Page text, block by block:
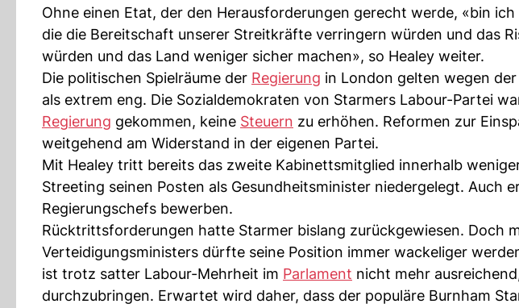
Ohne einen Etat, der den Herausforderungen gerecht werde, «bin
die die Bereitschaft unserer Streitkräfte verringern würden und das
würden und das Land weniger sicher machen», so Healey weiter.
Die politischen Spielräume der Regierung in London gelten wegen
als extrem eng. Die Sozialdemokraten von Starmers Labour-Partei
Regierung gekommen, keine Steuern zu erhöhen. Reformen zur
weitgehend am Widerstand in der eigenen Partei.
Mit Healey tritt bereits das zweite Kabinettsmitglied innerhalb
Streeting seinen Posten als Gesundheitsminister niedergelegt. Auch
Regierungschefs bewerben.
Rücktrittsforderungen hatte Starmer bislang zurückgewiesen. Doch
Verteidigungsministers dürfte seine Position immer wackeliger
ist trotz satter Labour-Mehrheit im Parlament nicht mehr
durchzubringen. Erwartet wird daher, dass der populäre Burnham